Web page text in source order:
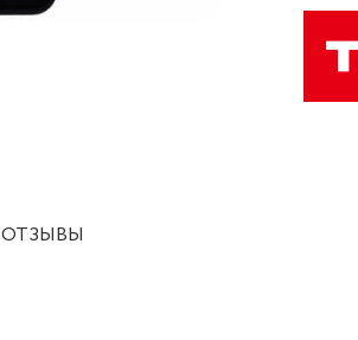
ОТЗЫВЫ